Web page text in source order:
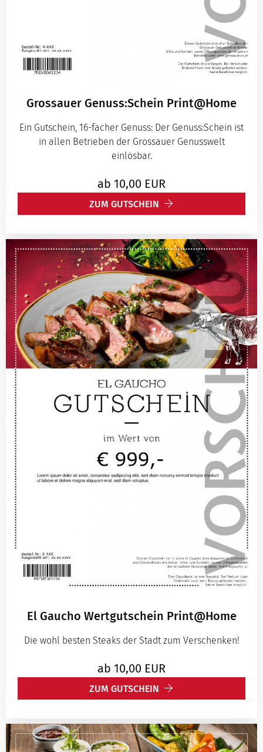
Grossauer Genuss:Schein Print@Home
Ein Gutschein, 16-facher Genuss: Der Genuss:Schein ist
in allen Betrieben der Grossauer Genusswelt
einlösbar.
ab 10,00 EUR
ZUM GUTSCHEIN
El Gaucho Wertgutschein Print@Home
Die wohl besten Steaks der Stadt zum Verschenken!
ab 10,00 EUR
ZUM GUTSCHEIN